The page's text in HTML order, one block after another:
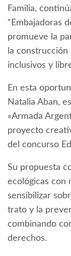
Familia,
“Embajadoras
promueve la
la construcción
inclusivos y
En esta
Natalia Aban,
«Armada
proyecto
del concurso
Su propuesta
ecológicas con
sensibilizar
trato y la
combinando
derechos.